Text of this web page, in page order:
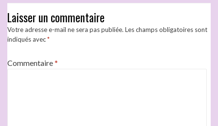
Laisser un commentaire
Votre adresse e-mail ne sera pas publiée. Les champs obligatoires sont
indiqués avec*
Commentaire*